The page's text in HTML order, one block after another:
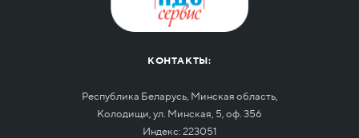
КОНТАКТЫ:
Республика Беларусь, Минская область,
Колодищи, ул. Минская, 5, оф. 356
Индекс: 223051